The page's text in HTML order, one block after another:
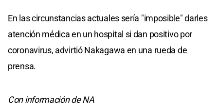
En las circunstancias actuales sería "imposible" darles
atención médica en un hospital si dan positivo por
coronavirus, advirtió Nakagawa en una rueda de
prensa.
Con información de NA